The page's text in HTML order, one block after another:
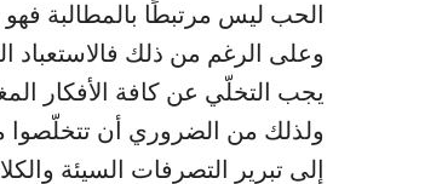
الحب ليس مرتبطًا بالمطالبة
وعلى الرغم من ذلك فالاستعباد
يجب التخلّي عن كافة الأفكار
ولذلك من الضروري أن تتخلّصوا
إلى تبرير التصرفات السيئة